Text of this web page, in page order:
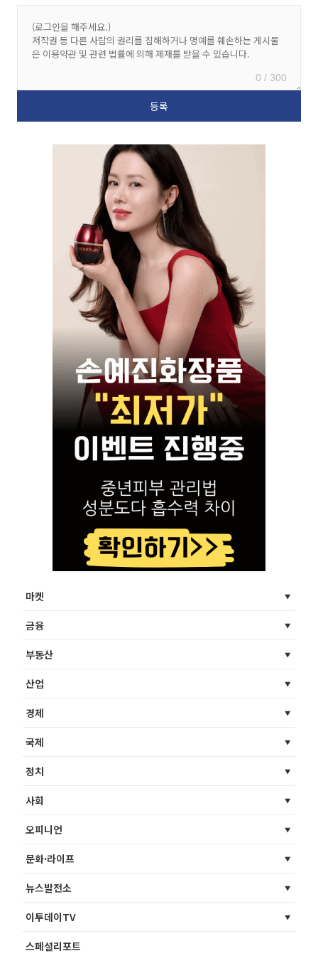
0 / 300
마켓
금융
부동산
산업
경제
국제
정치
사회
오피니언
문화·라이프
뉴스발전소
이투데이TV
스페셜리포트